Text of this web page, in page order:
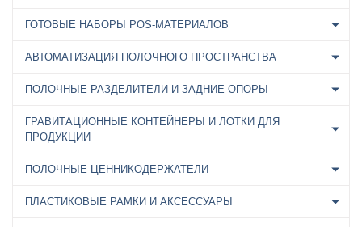
ГОТОВЫЕ НАБОРЫ POS-МАТЕРИАЛОВ
АВТОМАТИЗАЦИЯ ПОЛОЧНОГО ПРОСТРАНСТВА
ПОЛОЧНЫЕ РАЗДЕЛИТЕЛИ И ЗАДНИЕ ОПОРЫ
ГРАВИТАЦИОННЫЕ КОНТЕЙНЕРЫ И ЛОТКИ ДЛЯ
ПРОДУКЦИИ
ПОЛОЧНЫЕ ЦЕННИКОДЕРЖАТЕЛИ
ПЛАСТИКОВЫЕ РАМКИ И АКСЕССУАРЫ